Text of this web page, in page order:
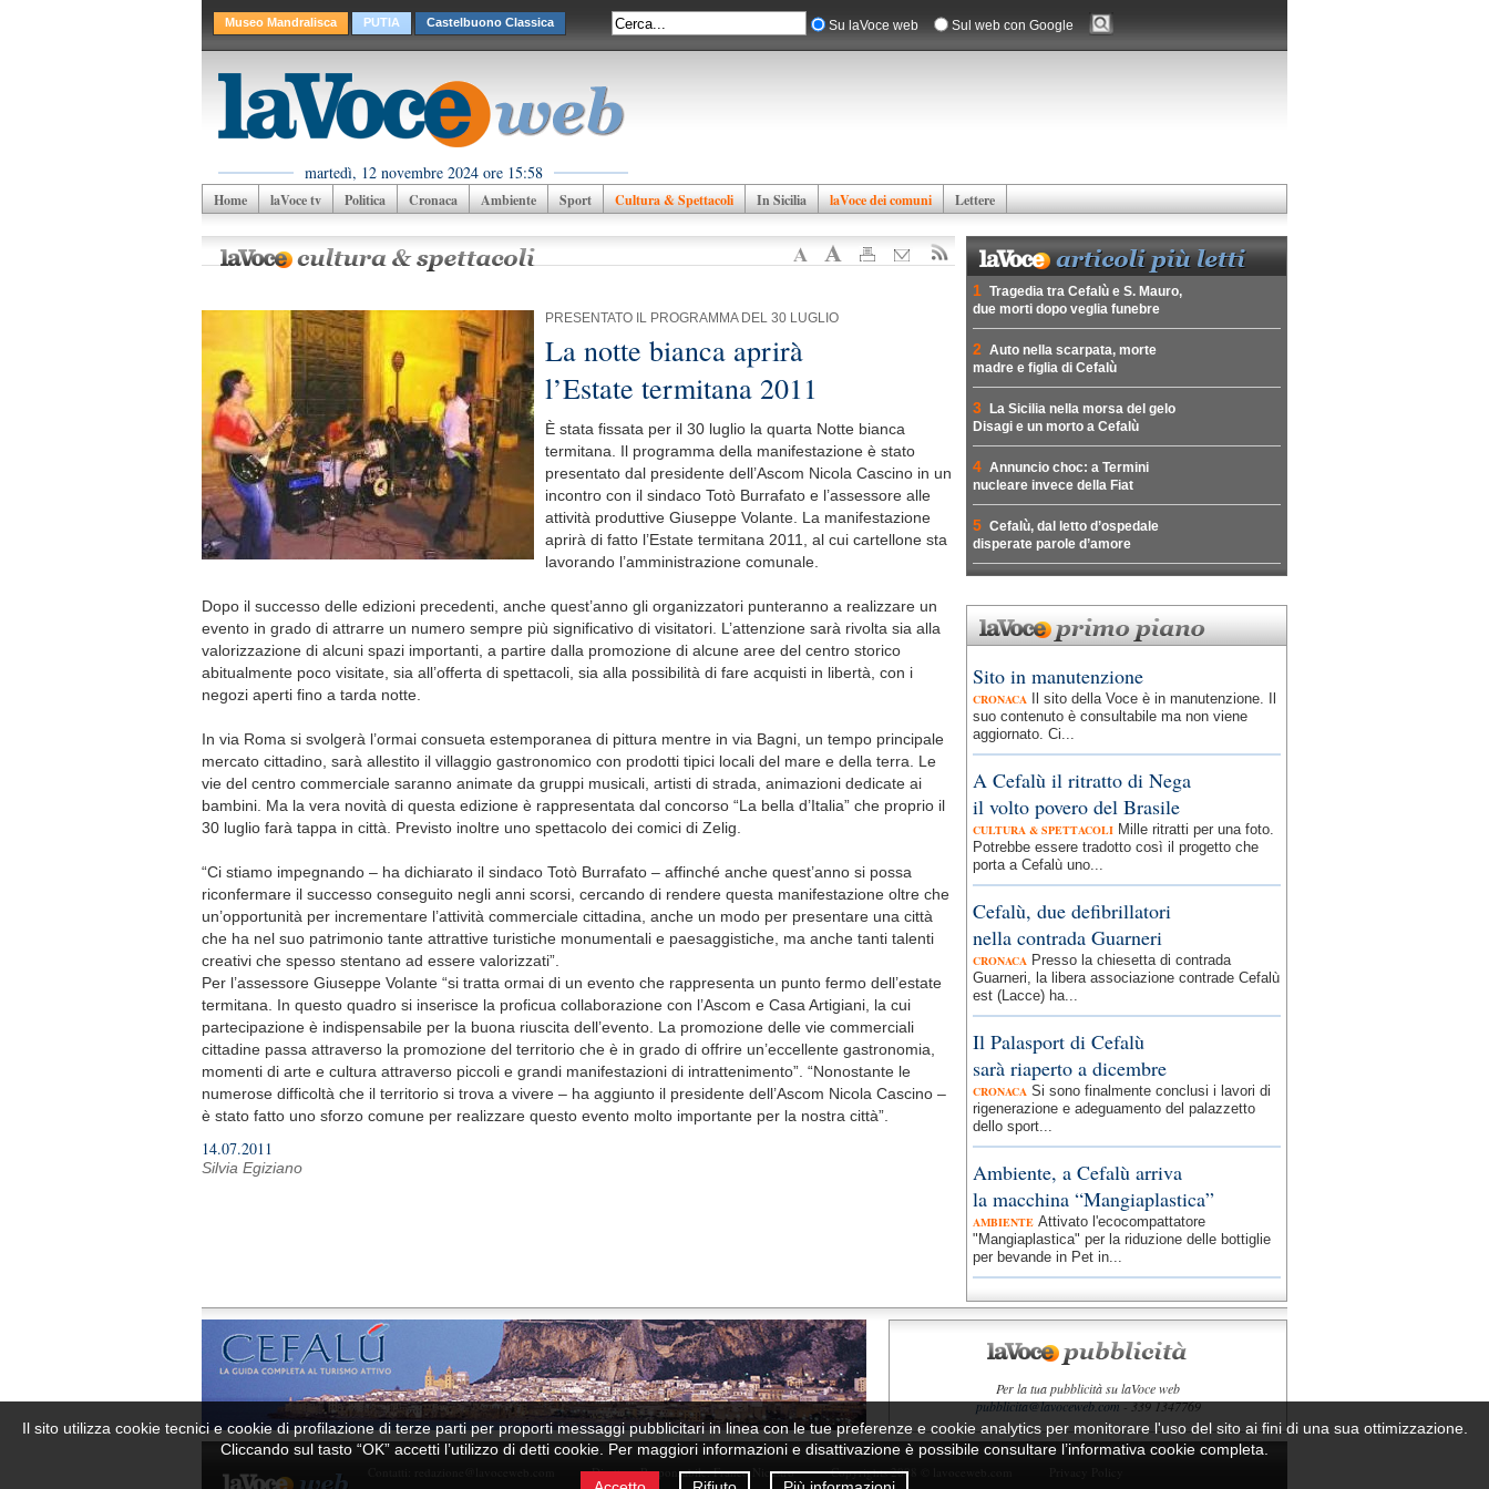
Museo Mandralisca PUTIA Castelbuono Classica Su laVoce web Sul web con Google
martedì, 12 novembre 2024 ore 15:58
Home laVoce tv Politica Cronaca Ambiente Sport Cultura & Spettacoli In Sicilia laVoce dei comuni Lettere
PRESENTATO IL PROGRAMMA DEL 30 LUGLIO
La notte bianca aprirà
l’Estate termitana 2011
È stata fissata per il 30 luglio la quarta Notte bianca
termitana. Il programma della manifestazione è stato
presentato dal presidente dell’Ascom Nicola Cascino in un
incontro con il sindaco Totò Burrafato e l’assessore alle
attività produttive Giuseppe Volante. La manifestazione
aprirà di fatto l’Estate termitana 2011, al cui cartellone sta
lavorando l’amministrazione comunale.
Dopo il successo delle edizioni precedenti, anche quest’anno gli organizzatori punteranno a realizzare un
evento in grado di attrarre un numero sempre più significativo di visitatori. L’attenzione sarà rivolta sia alla
valorizzazione di alcuni spazi importanti, a partire dalla promozione di alcune aree del centro storico
abitualmente poco visitate, sia all’offerta di spettacoli, sia alla possibilità di fare acquisti in libertà, con i
negozi aperti fino a tarda notte.
In via Roma si svolgerà l’ormai consueta estemporanea di pittura mentre in via Bagni, un tempo principale
mercato cittadino, sarà allestito il villaggio gastronomico con prodotti tipici locali del mare e della terra. Le
vie del centro commerciale saranno animate da gruppi musicali, artisti di strada, animazioni dedicate ai
bambini. Ma la vera novità di questa edizione è rappresentata dal concorso “La bella d’Italia” che proprio il
30 luglio farà tappa in città. Previsto inoltre uno spettacolo dei comici di Zelig.
“Ci stiamo impegnando – ha dichiarato il sindaco Totò Burrafato – affinché anche quest’anno si possa
riconfermare il successo conseguito negli anni scorsi, cercando di rendere questa manifestazione oltre che
un’opportunità per incrementare l’attività commerciale cittadina, anche un modo per presentare una città
che ha nel suo patrimonio tante attrattive turistiche monumentali e paesaggistiche, ma anche tanti talenti
creativi che spesso stentano ad essere valorizzati”.
Per l’assessore Giuseppe Volante “si tratta ormai di un evento che rappresenta un punto fermo dell’estate
termitana. In questo quadro si inserisce la proficua collaborazione con l’Ascom e Casa Artigiani, la cui
partecipazione è indispensabile per la buona riuscita dell’evento. La promozione delle vie commerciali
cittadine passa attraverso la promozione del territorio che è in grado di offrire un’eccellente gastronomia,
momenti di arte e cultura attraverso piccoli e grandi manifestazioni di intrattenimento”. “Nonostante le
numerose difficoltà che il territorio si trova a vivere – ha aggiunto il presidente dell’Ascom Nicola Cascino –
è stato fatto uno sforzo comune per realizzare questo evento molto importante per la nostra città”.
14.07.2011
Silvia Egiziano
1 Tragedia tra Cefalù e S. Mauro,
due morti dopo veglia funebre
2 Auto nella scarpata, morte
madre e figlia di Cefalù
3
La Sicilia nella morsa del gelo
Disagi e un morto a Cefalù
4 Annuncio choc: a Termini
nucleare invece della Fiat
5 Cefalù, dal letto d’ospedale
disperate parole d’amore
Sito in manutenzione
CRONACA
Il sito della Voce è in manutenzione. Il
suo contenuto è consultabile ma non viene
aggiornato. Ci...
A Cefalù il ritratto di Nega
il volto povero del Brasile
CULTURA & SPETTACOLI Mille ritratti per una foto.
Potrebbe essere tradotto così il progetto che
porta a Cefalù uno...
Cefalù, due defibrillatori
nella contrada Guarneri
CRONACA Presso la chiesetta di contrada
Guarneri, la libera associazione contrade Cefalù
est (Lacce) ha...
Il Palasport di Cefalù
sarà riaperto a dicembre
CRONACA Si sono finalmente conclusi i lavori di
rigenerazione e adeguamento del palazzetto
dello sport...
Ambiente, a Cefalù arriva
la macchina “Mangiaplastica”
AMBIENTE Attivato l'ecocompattatore
"Mangiaplastica" per la riduzione delle bottiglie
per bevande in Pet in...
Per la tua pubblicità su laVoce web
pubblicita@lavoceweb.com- 339 1347769
Direttore Responsabile:Franco Nicastro Copyrights 2008 © lavoceweb.com
Il sito utilizza cookie tecnici e cookie di profilazione di terze parti per proporti messaggi pubblicitari in linea con le tue preferenze e cookie analytics per monitorare l'uso del sito ai fini di una sua ottimizzazione.
Cliccando sul tasto “OK” accetti l’utilizzo di detti cookie. Per maggiori informazioni e disattivazione è possibile consultare l’informativa cookie completa.